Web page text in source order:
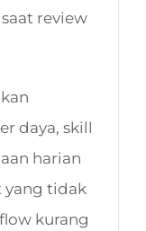
review
daya, skill
harian
yang tidak
kurang